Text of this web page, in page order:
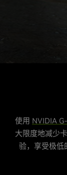
使用 NVIDIA
大限度地减少
验，享受极低